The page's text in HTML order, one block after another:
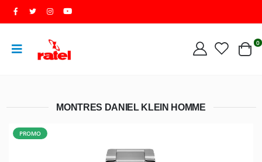
0
MONTRES DANIEL KLEIN HOMME
PROMO